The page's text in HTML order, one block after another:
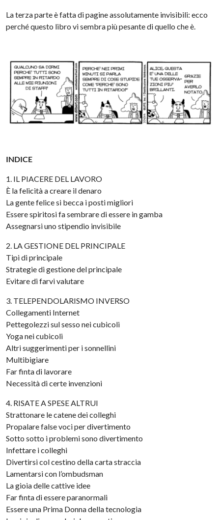
La terza parte è fatta di pagine assolutamente invisibili: ecco
perché questo libro vi sembra più pesante di quello che è.
INDICE
1. IL PIACERE DEL LAVORO
È la felicità a creare il denaro
La gente felice si becca i posti migliori
Essere spiritosi fa sembrare di essere in gamba
Assegnarsi uno stipendio invisibile
2. LA GESTIONE DEL PRINCIPALE
Tipi di principale
Strategie di gestione del principale
Evitare di farvi valutare
3. TELEPENDOLARISMO INVERSO
Collegamenti Internet
Pettegolezzi sul sesso nei cubicoli
Yoga nei cubicoli
Altri suggerimenti per i sonnellini
Multibigiare
Far finta di lavorare
Necessità di certe invenzioni
4. RISATE A SPESE ALTRUI
Strattonare le catene dei colleghi
Propalare false voci per divertimento
Sotto sotto i problemi sono divertimento
Infettare i colleghi
Divertirsi col cestino della carta straccia
Lamentarsi con l’ombudsman
La gioia delle cattive idee
Far finta di essere paranormali
Essere una Prima Donna della tecnologia